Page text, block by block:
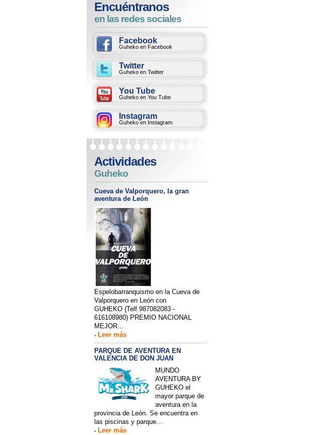
Encuéntranos
en las redes sociales
Facebook
Guheko en Facebook
Twitter
Guheko en Twitter
You Tube
Guheko en You Tube
Instagram
Guheko en Instagram
Actividades
Guheko
Cueva de Valporquero, la gran
aventura de León
Espelobarranquismo en la Cueva de
Valporquero en León con
GUHEKO (Telf 987082083 -
616108980) PREMIO NACIONAL
MEJOR...
› Leer más
PARQUE DE AVENTURA EN
VALENCIA DE DON JUAN
MUNDO
AVENTURA BY
GUHEKO el
mayor parque de
aventura en la
provincia de León. Se encuentra en
las piscinas y parque...
› Leer más